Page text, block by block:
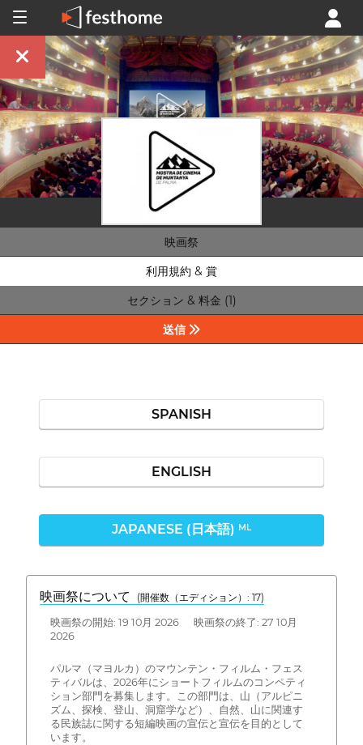
映画祭
利用規約 & 賞
セクション & 料金 (1)
送信
SPANISH
ENGLISH
JAPANESE (日本語) ML
映画祭について (開催数（エディション）: 17)
映画祭の開始: 19 10月 2026 映画祭の終了: 27 10月
2026
パルマ（マヨルカ）のマウンテン・フィルム・フェス
ティバルは、2026年にショートフィルムのコンペティ
ション部門を募集します。この部門は、山（アルピニ
ズム、探検、登山、洞窟学など）、自然、山に関連す
る民族誌に関する短編映画の宣伝と宣伝を目的として
います。